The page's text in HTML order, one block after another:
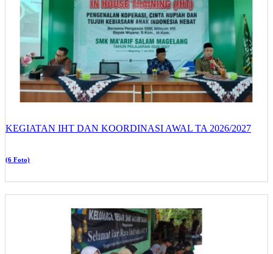
KEGIATAN IHT DAN KOORDINASI AWAL TA 2026/2027
(6 Foto)